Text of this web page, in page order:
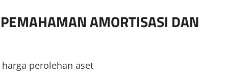
AMORTISASI DAN
perolehan aset